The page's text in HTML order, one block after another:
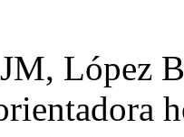
López